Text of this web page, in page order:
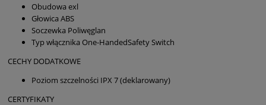
Obudowa exl
Głowica ABS
Soczewka Poliwęglan
Typ włącznika One-HandedSafety Switch
CECHY DODATKOWE
Poziom szczelności IPX 7 (deklarowany)
CERTYFIKATY